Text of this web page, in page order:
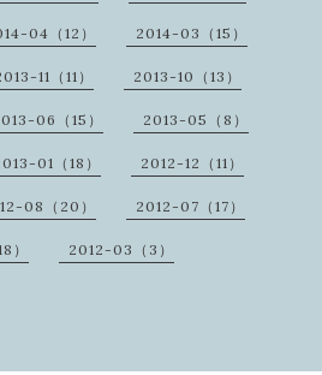
04（12） 2014-03（15）
11（11） 2013-10（13）
06（15） 2013-05（8）
01（18） 2012-12（11）
08（20） 2012-07（17）
） 2012-03（3）